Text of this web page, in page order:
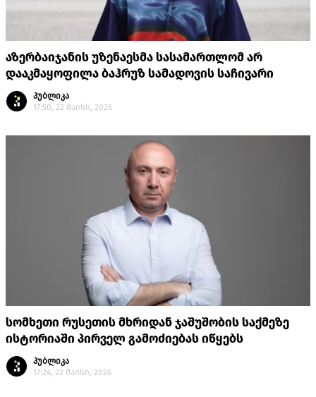
აზერბაიჯანის უზენაესმა სასამართლომ არ
დააკმაყოფილა ბაჰრუზ სამადოვის საჩივარი
პუბლიკა
17:50, 22 მაისი, 2026
სომხეთი რუსეთის მხრიდან ჯაშუშობის საქმეზე
ისტორიაში პირველ გამოძიებას იწყებს
პუბლიკა
17:24, 22 მაისი, 2026